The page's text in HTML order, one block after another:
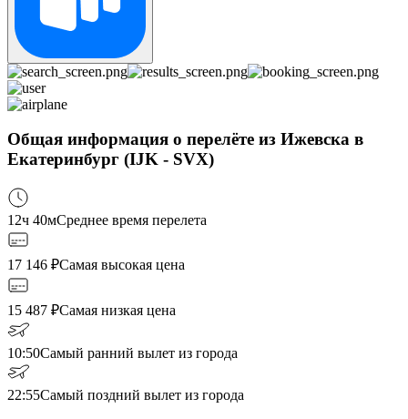
Общая информация о перелёте из Ижевска в
Екатеринбург (IJK - SVX)
12ч 40мСреднее время перелета
17 146 ₽Самая высокая цена
15 487 ₽Самая низкая цена
10:50Самый ранний вылет из города
22:55Самый поздний вылет из города